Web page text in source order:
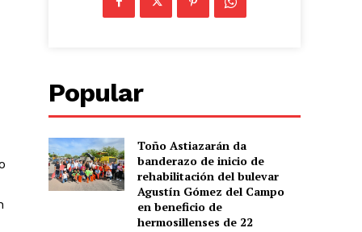
Popular
Toño Astiazarán da
banderazo de inicio de
rehabilitación del bulevar
Agustín Gómez del Campo
en beneficio de
hermosillenses de 22